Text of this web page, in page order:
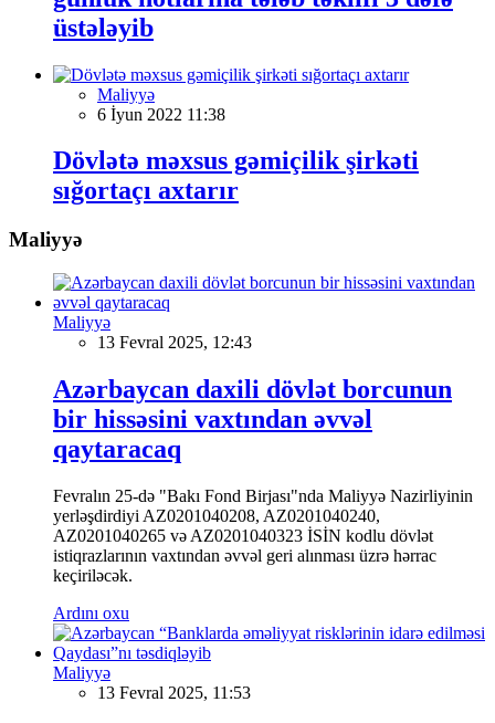
üstələyib
Maliyyə
6 İyun 2022 11:38
Dövlətə məxsus gəmiçilik şirkəti
sığortaçı axtarır
Maliyyə
Maliyyə
13 Fevral 2025, 12:43
Azərbaycan daxili dövlət borcunun
bir hissəsini vaxtından əvvəl
qaytaracaq
Fevralın 25-də "Bakı Fond Birjası"nda Maliyyə Nazirliyinin
yerləşdirdiyi AZ0201040208, AZ0201040240,
AZ0201040265 və AZ0201040323 İSİN kodlu dövlət
istiqrazlarının vaxtından əvvəl geri alınması üzrə hərrac
keçiriləcək.
Ardını oxu
Maliyyə
13 Fevral 2025, 11:53